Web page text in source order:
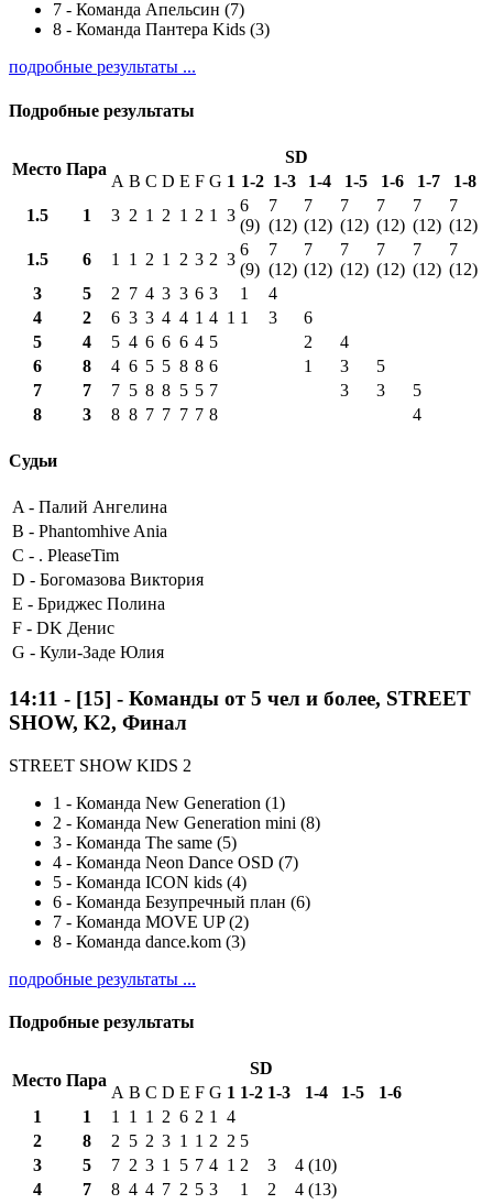
7 - Команда Апельсин (7)
8 - Команда Пантера Kids (3)
подробные результаты ...
Подробные результаты
Место Пара
SD
A B C D E F G 1 1-2 1-3 1-4 1-5 1-6 1-7
1-8
1.5
1 3 2 1 2 1 2 1 3
6
(9)
7
(12)
7
(12)
7
(12)
7
(12)
7
(12)
7
(12)
1.5
6 1 1 2 1 2 3 2 3
6
(9)
7
(12)
7
(12)
7
(12)
7
(12)
7
(12)
7
(12)
3
5 2 7 4 3 3 6 3 1
4
4
2 6 3 3 4 4 1 4 1 1 3
6
5
4 5 4 6 6 6 4 5 2
4
6
8 4 6 5 5 8 8 6 1 3
5
7
7 7 5 8 8 5 5 7 3 3
5
8
3 8 8 7 7 7 7 8 4
Судьи
A - Палий Ангелина
B - Phantomhive Ania
C - . PleaseTim
D - Богомазова Виктория
E - Бриджес Полина
F - DK Денис
G - Кули-Заде Юлия
14:11 - [15] - Команды от 5 чел и более, STREET
SHOW, K2, Финал
STREET SHOW KIDS 2
1 - Команда New Generation (1)
2 - Команда New Generation mini (8)
3 - Команда The same (5)
4 - Команда Neon Dance OSD (7)
5 - Команда ICON kids (4)
6 - Команда Безупречный план (6)
7 - Команда MOVE UP (2)
8 - Команда dance.kom (3)
подробные результаты ...
Подробные результаты
Место Пара
SD
A B C D E F G 1 1-2 1-3 1-4 1-5
1-6
1
1 1 1 1 2 6 2 1
4
2
8 2 5 2 3 1 1 2 2 5
3
5 7 2 3 1 5 7 4 1 2 3
4 (10)
4
7 8 4 4 7 2 5 3 1 2 4 (13)